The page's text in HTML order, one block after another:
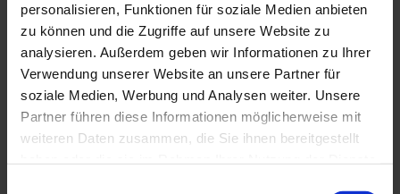
personalisieren, Funktionen für soziale Medien anbieten
zu können und die Zugriffe auf unsere Website zu
analysieren. Außerdem geben wir Informationen zu Ihrer
Verwendung unserer Website an unsere Partner für
soziale Medien, Werbung und Analysen weiter. Unsere
Partner führen diese Informationen möglicherweise mit
weiteren Daten zusammen, die Sie ihnen bereitgestellt
Legen Sie ein Konto an, um Ihre Inhalte
und Vorteile auf den Chauvin-Arnoux-
Websites verwalten zu können.
Konto anlegen